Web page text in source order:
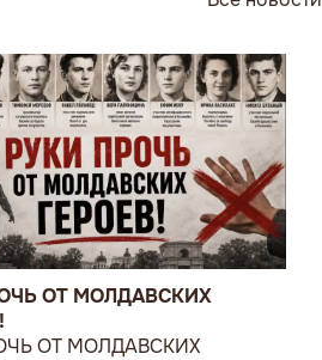
ОТ МОЛДАВСКИХ
ОТ МОЛДАВСКИХ